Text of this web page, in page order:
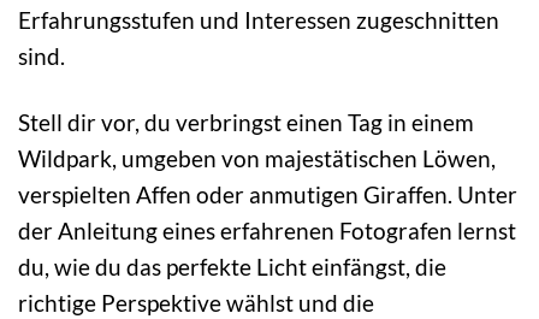
Erfahrungsstufen und Interessen zugeschnitten
sind.
Stell dir vor, du verbringst einen Tag in einem
Wildpark, umgeben von majestätischen Löwen,
verspielten Affen oder anmutigen Giraffen. Unter
der Anleitung eines erfahrenen Fotografen lernst
du, wie du das perfekte Licht einfängst, die
richtige Perspektive wählst und die